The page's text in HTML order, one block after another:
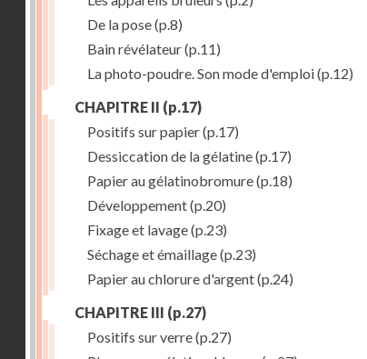
De la pose(p.8)
Bain révélateur(p.11)
La photo-poudre. Son mode d'emploi(p.12)
CHAPITRE II (p.17)
Positifs sur papier(p.17)
Dessiccation de la gélatine(p.17)
Papier au gélatinobromure(p.18)
Développement(p.20)
Fixage et lavage(p.23)
Séchage et émaillage(p.23)
Papier au chlorure d'argent(p.24)
CHAPITRE III (p.27)
Positifs sur verre(p.27)